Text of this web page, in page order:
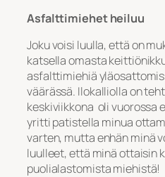
Asfalttimiehet heiluu
Joku voisi luulla, että on
katsella omasta
asfalttimiehiä
väärässä. Ilokalliolla on
keskiviikkona oli vuorossa
yritti patistella minua
varten, mutta enhän minä
luulleet, että minä ottaisin
puolialastomista miehistä!